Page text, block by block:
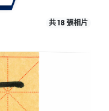
共 18 張相片